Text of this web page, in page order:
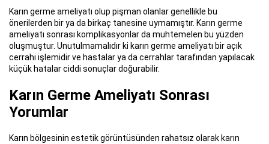
Karın germe ameliyatı olup pişman olanlar genellikle bu
önerilerden bir ya da birkaç tanesine uymamıştır. Karın germe
ameliyatı sonrası komplikasyonlar da muhtemelen bu yüzden
oluşmuştur. Unutulmamalıdır ki karın germe ameliyatı bir açık
cerrahi işlemidir ve hastalar ya da cerrahlar tarafından yapılacak
küçük hatalar ciddi sonuçlar doğurabilir.
Karın Germe Ameliyatı Sonrası
Yorumlar
Karın bölgesinin estetik görüntüsünden rahatsız olarak karın